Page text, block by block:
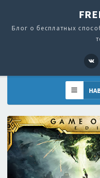
Блог о бесплатных